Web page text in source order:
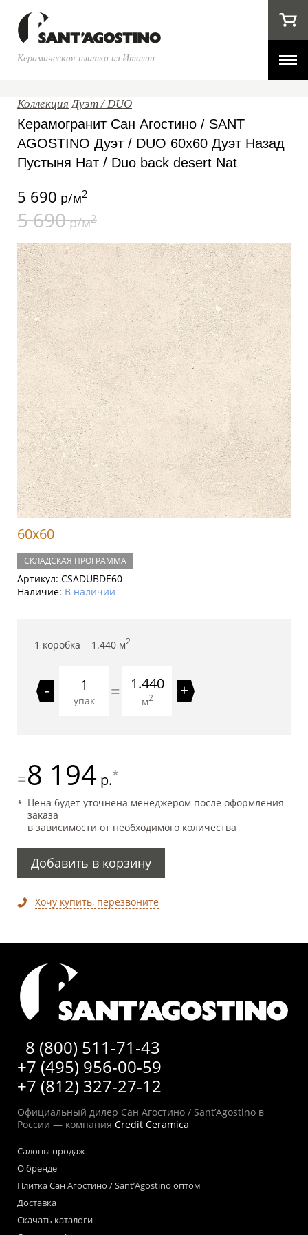
Керамическая плитка из Италии
Коллекция Дуэт / DUO
Керамогранит Сан Агостино / SANT
AGOSTINO Дуэт / DUO 60x60 Дуэт Назад
Пустыня Нат / Duo back desert Nat
5 690 р/м2
5 690р/м2
60x60
СКЛАДСКАЯ ПРОГРАММА
Артикул: CSADUBDE60
Наличие: В наличии
1 коробка = 1.440 м2
-
упак = 1.440
м2 +
=8 194 р.*
Цена будет уточнена менеджером после оформления
заказа
в зависимости от необходимого количества
Добавить в корзину
Хочу купить, перезвоните
8 (800) 511-71-43
+7 (495) 956-00-59
+7 (812) 327-27-12
Официальный дилер Сан Агостино / Sant’Agostino в
России — компания Credit Ceramica
Салоны продаж
О бренде
Плитка Сан Агостино / Sant’Agostino оптом
Доставка
Скачать каталоги